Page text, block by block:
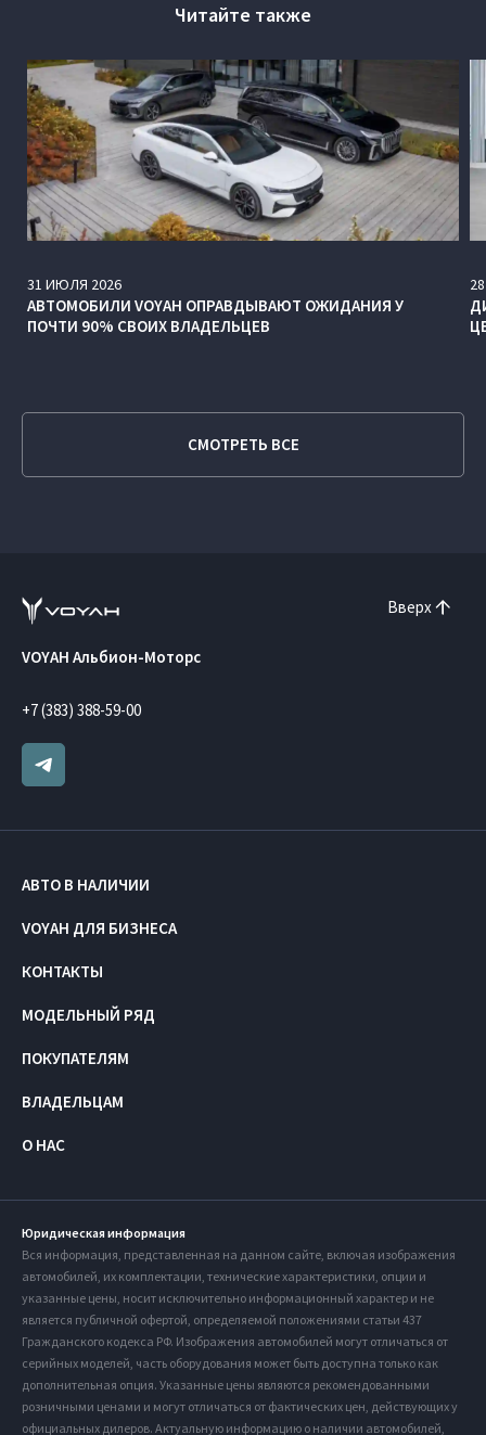
Читайте также
31 ИЮЛЯ 2026
АВТОМОБИЛИ VOYAH ОПРАВДЫВАЮТ ОЖИДАНИЯ У
ПОЧТИ 90% СВОИХ ВЛАДЕЛЬЦЕВ
28
СМОТРЕТЬ ВСЕ
Вверх
VOYAH Альбион-Моторс
+7 (383) 388-59-00
АВТО В НАЛИЧИИ
VOYAH ДЛЯ БИЗНЕСА
КОНТАКТЫ
МОДЕЛЬНЫЙ РЯД
ПОКУПАТЕЛЯМ
ВЛАДЕЛЬЦАМ
О НАС
Юридическая информация
Вся информация, представленная на данном сайте, включая изображения
автомобилей, их комплектации, технические характеристики, опции и
указанные цены, носит исключительно информационный характер и не
является публичной офертой, определяемой положениями статьи 437
Гражданского кодекса РФ. Изображения автомобилей могут отличаться от
серийных моделей, часть оборудования может быть доступна только как
дополнительная опция. Указанные цены являются рекомендованными
розничными ценами и могут отличаться от фактических цен, действующих у
официальных дилеров. Актуальную информацию о наличии автомобилей,